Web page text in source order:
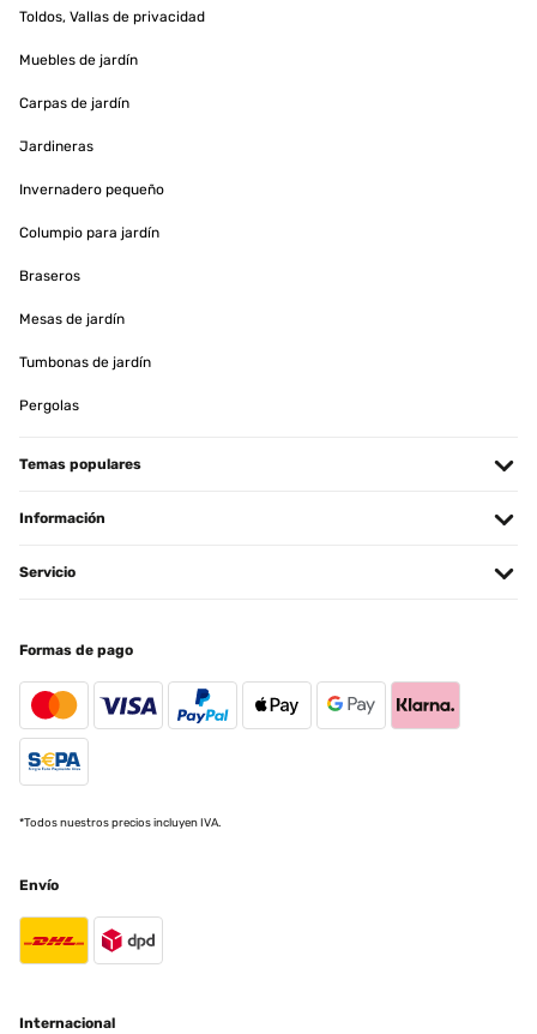
this does everything we hoped for, and the english summer keeps
Amazon user
Traducir
the fountain itself looks beautiful. And creates a calm effect
the same quality and, thanks to the internal battery, you can also
Amazon user
caída de agua que produce un sonido muy agradable. Es una
Traducir
Toldos, Vallas de privacidad
Muebles de jardín
Carpas de jardín
Jardineras
Invernadero pequeño
Columpio para jardín
Braseros
Mesas de jardín
Tumbonas de jardín
Pergolas
Temas populares
Información
Servicio
Formas de pago
*Todos nuestros precios incluyen IVA.
Envío
Internacional